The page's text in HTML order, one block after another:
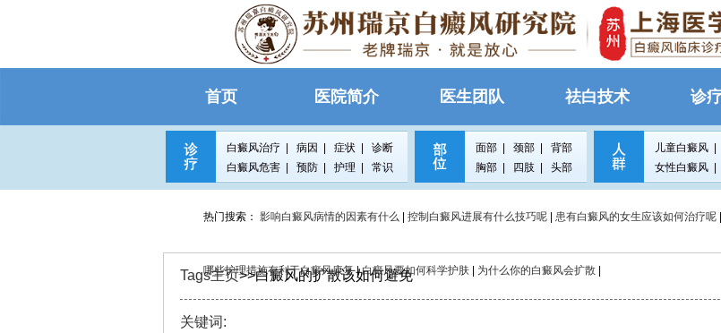
首页 医院简介 医生团队 祛白技术 诊
白癜风治疗 病因 症状
诊断
白癜风危害
预防 护理 常识
面部 颈部
背部
胸部
四肢 头部
儿童白癜风
女性白癜风
热门搜索： 影响白癜风病情的因素有什么 控制白癜风进展有什么技巧呢 患有白癜风的女生应该如何治疗呢
哪些护理措施有利于白癜风康复|白癜风要如何科学护肤 为什么你的白癜风会扩散
Tags主页>>白癜风的扩散该如何避免
关键词: